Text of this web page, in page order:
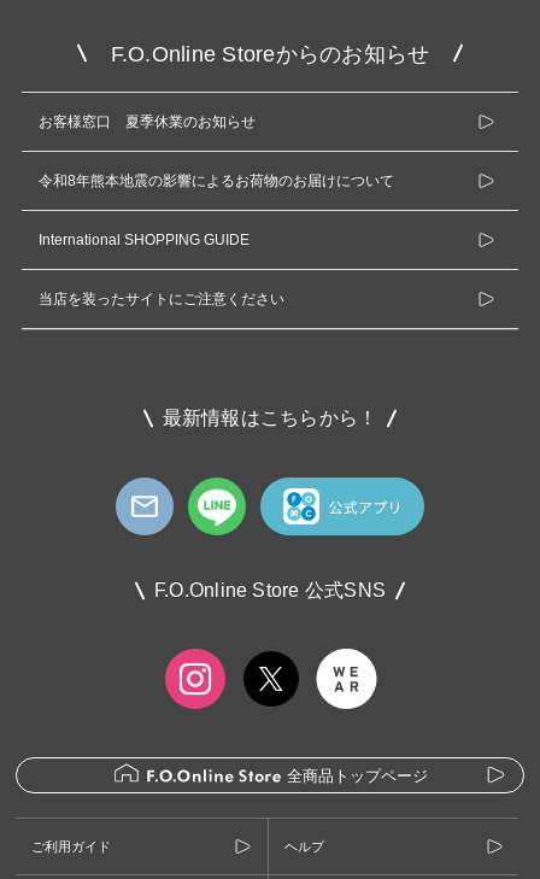
F.O.Online Storeからのお知らせ
お客様窓口 夏季休業のお知らせ
令和8年熊本地震の影響によるお荷物のお届けについて
International SHOPPING GUIDE
当店を装ったサイトにご注意ください
最新情報はこちらから！
F.O.Online Store 公式SNS
全商品トップページ
ご利用ガイド ヘルプ